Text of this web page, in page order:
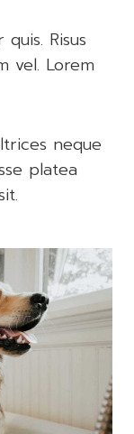
Risus
vel. Lorem
neque
platea